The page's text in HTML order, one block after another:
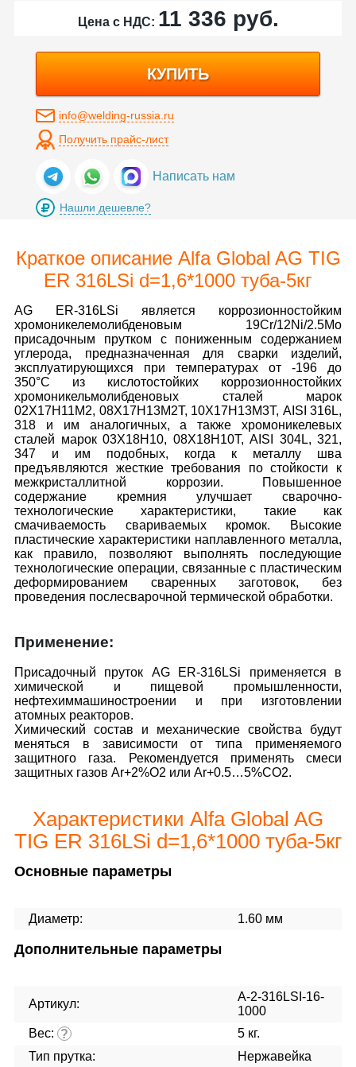
Цена с НДС: 11 336 руб.
КУПИТЬ
info@welding-russia.ru
Получить прайс-лист
Написать нам
Нашли дешевле?
Краткое описание Alfa Global AG TIG
ER 316LSi d=1,6*1000 туба-5кг
AG ER-316LSi является коррозионностойким
хромоникелемолибденовым 19Сr/12Ni/2.5Mo
присадочным прутком с пониженным содержанием
углерода, предназначенная для сварки изделий,
эксплуатирующихся при температурах от -196 до
350°С из кислотостойких коррозионностойких
хромоникельмолибденовых сталей марок
02Х17Н11М2, 08Х17Н13М2Т, 10Х17Н13М3Т, AISI 316L,
318 и им аналогичных, а также хромоникелевых
сталей марок 03Х18Н10, 08Х18Н10Т, AISI 304L, 321,
347 и им подобных, когда к металлу шва
предъявляются жесткие требования по стойкости к
межкристаллитной коррозии. Повышенное
содержание кремния улучшает сварочно-
технологические характеристики, такие как
смачиваемость свариваемых кромок. Высокие
пластические характеристики наплавленного металла,
как правило, позволяют выполнять последующие
технологические операции, связанные с пластическим
деформированием сваренных заготовок, без
проведения послесварочной термической обработки.
Применение:
Присадочный пруток AG ER-316LSi применяется в
химической и пищевой промышленности,
нефтехиммашиностроении и при изготовлении
атомных реакторов.
Химический состав и механические свойства будут
меняться в зависимости от типа применяемого
защитного газа. Рекомендуется применять смеси
защитных газов Ar+2%O2 или Ar+0.5…5%CO2.
Характеристики Alfa Global AG
TIG ER 316LSi d=1,6*1000 туба-5кг
Основные параметры
Диаметр: 1.60 мм
Дополнительные параметры
Артикул:
A-2-316LSI-16-
1000
Вес: ?
5 кг.
Тип прутка:
Нержавейка